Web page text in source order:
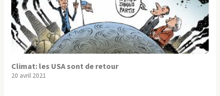
Climat: les USA sont de retour
20 avril 2021